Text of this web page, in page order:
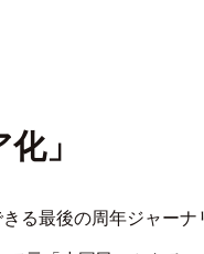
」
る最後の周年ジャーナ